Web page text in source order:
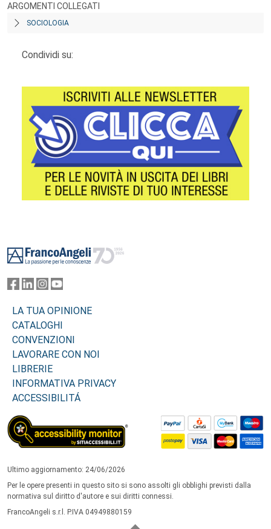
ARGOMENTI COLLEGATI
SOCIOLOGIA
Condividi su:
LA TUA OPINIONE
CATALOGHI
CONVENZIONI
LAVORARE CON NOI
LIBRERIE
INFORMATIVA PRIVACY
ACCESSIBILITÁ
Ultimo aggiornamento: 24/06/2026
Per le opere presenti in questo sito si sono assolti gli obblighi previsti dalla
normativa sul diritto d'autore e sui diritti connessi.
FrancoAngeli s.r.l. P.IVA 04949880159